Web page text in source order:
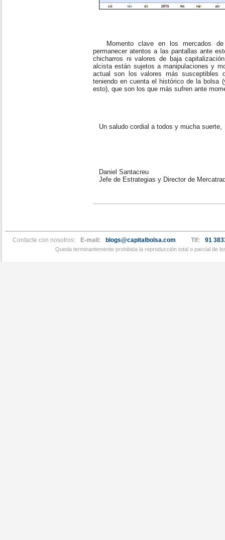
Momento clave en los mercados de
permanecer atentos a las pantallas ante
chicharros ni valores de baja
alcista están sujetos a manipulaciones y
actual son los valores más susceptibles
teniendo en cuenta el histórico de la bolsa
esto), que son los que más sufren ante
Un saludo cordial a todos y mucha suerte,
Daniel Santacreu
Jefe de Estrategias y Director de
Contacte con nosotros: E-mail: blogs@capitalbolsa.com Tlf: 91
Queda terminantemente prohibida la reproducción total o parcial de